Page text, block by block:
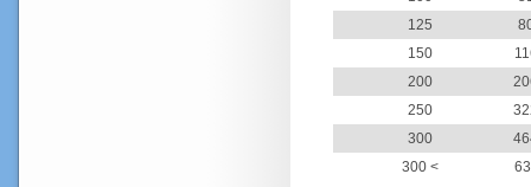
125
150
200
250
300
300 <